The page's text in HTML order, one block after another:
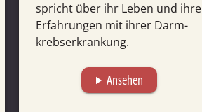
spricht über ihr Leben und ihre
Erfah­rungen mit ihrer Darm­
krebs­erkrankung.
play_arrow Ansehen